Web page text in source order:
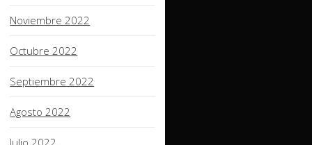
Noviembre 2022
Octubre 2022
Septiembre 2022
Agosto 2022